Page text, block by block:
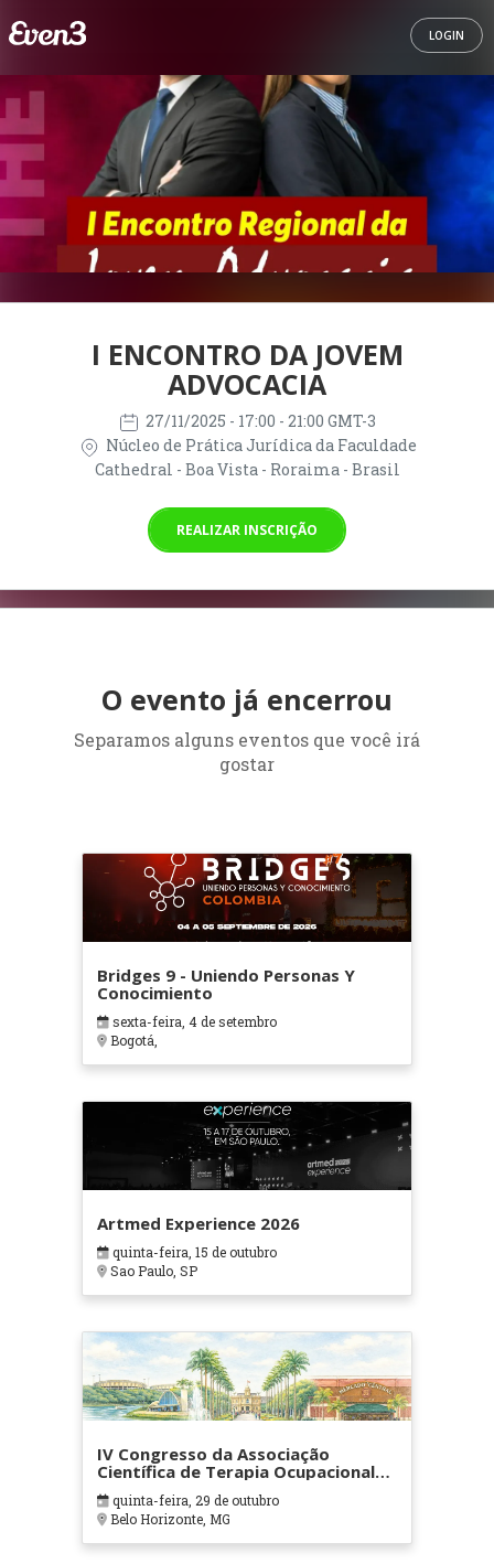
LOGIN
I ENCONTRO DA JOVEM
ADVOCACIA
27/11/2025 - 17:00 - 21:00 GMT-3
Núcleo de Prática Jurídica da Faculdade
Cathedral - Boa Vista - Roraima - Brasil
REALIZAR INSCRIÇÃO
O evento já encerrou
Separamos alguns eventos que você irá
gostar
Bridges 9 - Uniendo Personas Y
Conocimiento
sexta-feira, 4 de setembro
Bogotá,
Artmed Experience 2026
quinta-feira, 15 de outubro
Sao Paulo, SP
IV Congresso da Associação
Científica de Terapia Ocupacional
em Contextos Hospitalares e
Cuidados Paliativos - ATOHOSP
quinta-feira, 29 de outubro
Belo Horizonte, MG